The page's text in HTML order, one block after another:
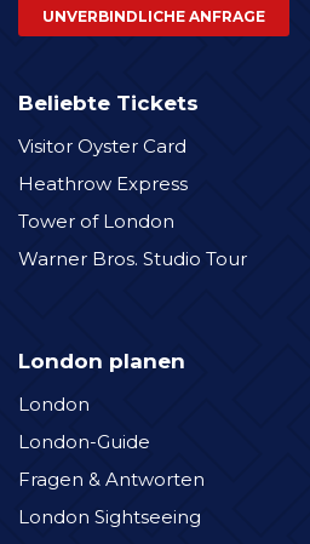
UNVERBINDLICHE ANFRAGE
Beliebte Tickets
Visitor Oyster Card
Heathrow Express
Tower of London
Warner Bros. Studio Tour
London planen
London
London-Guide
Fragen & Antworten
London Sightseeing